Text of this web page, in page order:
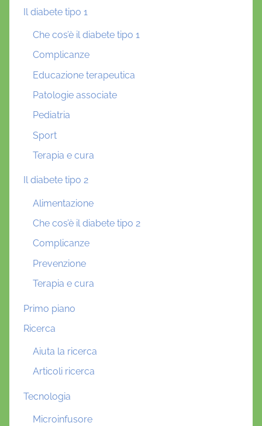
Il diabete tipo 1
Che cos’è il diabete tipo 1
Complicanze
Educazione terapeutica
Patologie associate
Pediatria
Sport
Terapia e cura
Il diabete tipo 2
Alimentazione
Che cos’è il diabete tipo 2
Complicanze
Prevenzione
Terapia e cura
Primo piano
Ricerca
Aiuta la ricerca
Articoli ricerca
Tecnologia
Microinfusore